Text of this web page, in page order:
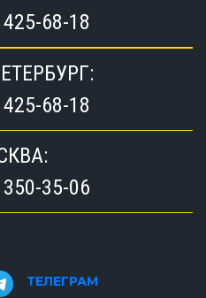
68-18
68-18
35-06
ТЕЛЕГРАМ